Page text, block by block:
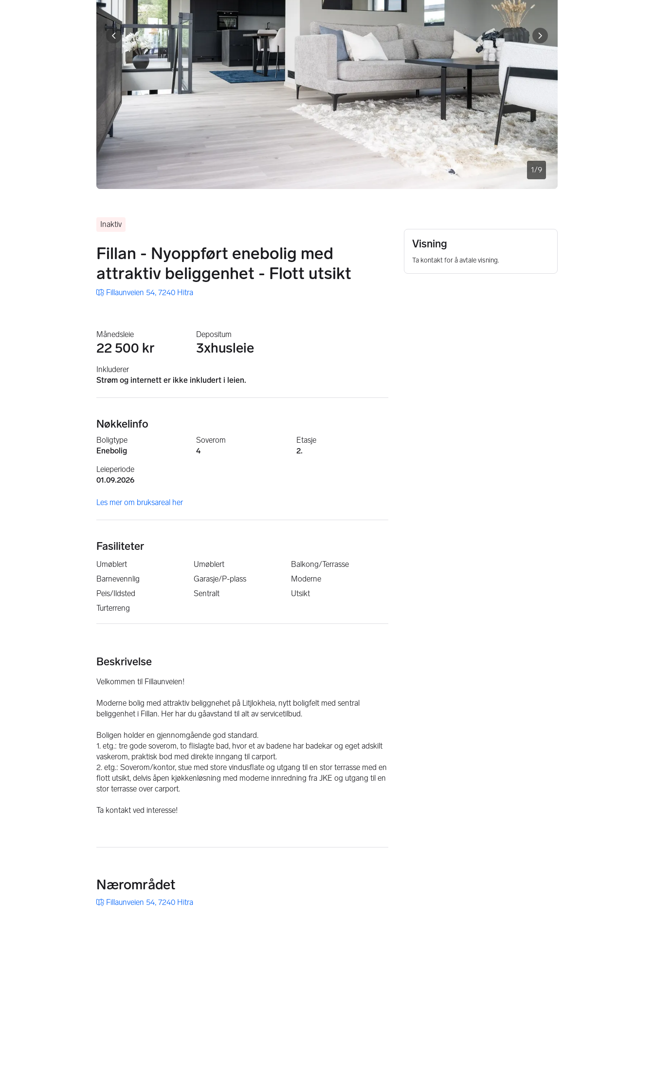
1/9
Inaktiv
Fillan - Nyoppført enebolig med
attraktiv beliggenhet - Flott utsikt
Fillaunveien 54, 7240 Hitra
Månedsleie
22 500 kr
Depositum
3xhusleie
Inkluderer
Strøm og internett er ikke inkludert i leien.
Nøkkelinfo
Boligtype
Enebolig
Soverom
4
Etasje
2.
Leieperiode
01.09.2026
Les mer om bruksareal her
Fasiliteter
Umøblert Umøblert
Balkong/Terrasse
Barnevennlig
Garasje/P-plass
Moderne
Peis/Ildsted
Sentralt
Utsikt
Turterreng
Beskrivelse
Velkommen til Fillaunveien!
Moderne bolig med attraktiv beliggnehet på Litjlokheia, nytt boligfelt med sentral
beliggenhet i Fillan. Her har du gåavstand til alt av servicetilbud.
Boligen holder en gjennomgående god standard.
1. etg.: tre gode soverom, to flislagte bad, hvor et av badene har badekar og eget adskilt
vaskerom, praktisk bod med direkte inngang til carport.
2. etg.: Soverom/kontor, stue med store vindusflate og utgang til en stor terrasse med en
flott utsikt, delvis åpen kjøkkenløsning med moderne innredning fra JKE og utgang til en
stor terrasse over carport.
Ta kontakt ved interesse!
Visning
Ta kontakt for å avtale visning.
Nærområdet
Fillaunveien 54, 7240 Hitra